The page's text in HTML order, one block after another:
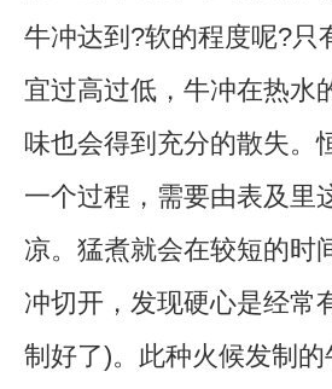
牛冲达到?软的程度呢?只
宜过高过低，牛冲在热水
味也会得到充分的散失。
一个过程，需要由表及里
凉。猛煮就会在较短的时
冲切开，发现硬心是经常
制好了)。此种火候发制